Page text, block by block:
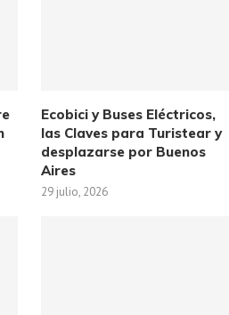
Ecobici y Buses Eléctricos,
las Claves para Turistear y
desplazarse por Buenos
Aires
29 julio, 2026